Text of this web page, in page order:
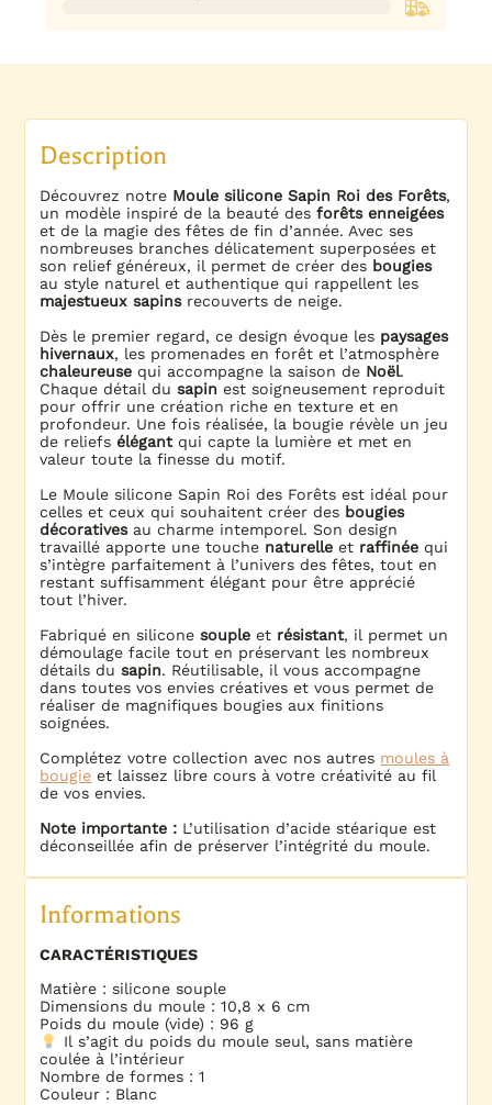
Description
Découvrez notre Moule silicone Sapin Roi des Forêts,
un modèle inspiré de la beauté desforêts enneigées
et de la magie des fêtes de fin d’année. Avec ses
nombreuses branches délicatement superposées et
son relief généreux, il permet de créer des bougies
au style naturel et authentique qui rappellent les
majestueux sapinsrecouverts de neige.
Dès le premier regard, ce design évoque les paysages
hivernaux, les promenades en forêt et l’atmosphère
chaleureuse qui accompagne la saison de Noël.
Chaque détail dusapin est soigneusement reproduit
pour offrir une création riche en texture et en
profondeur. Une fois réalisée, la bougie révèle un jeu
de reliefsélégantqui capte la lumière et met en
valeur toute la finesse du motif.
Le Moule silicone Sapin Roi des Forêts est idéal pour
celles et ceux qui souhaitent créer des bougies
décorativesau charme intemporel. Son design
travaillé apporte une touche naturelle et raffinée qui
s’intègre parfaitement à l’univers des fêtes, tout en
restant suffisamment élégant pour être apprécié
tout l’hiver.
Fabriqué en siliconesouple et résistant, il permet un
démoulage facile tout en préservant les nombreux
détails dusapin. Réutilisable, il vous accompagne
dans toutes vos envies créatives et vous permet de
réaliser de magnifiques bougies aux finitions
soignées.
Complétez votre collection avec nos autres moules à
bougie et laissez libre cours à votre créativité au fil
de vos envies.
Note importante : L’utilisation d’acide stéarique est
déconseillée afin de préserver l’intégrité du moule.
Informations
CARACTÉRISTIQUES
Matière : silicone souple
Dimensions du moule : 10,8 x 6 cm
Poids du moule (vide) : 96 g
Il s’agit du poids du moule seul, sans matière
coulée à l’intérieur
Nombre de formes : 1
Couleur : Blanc